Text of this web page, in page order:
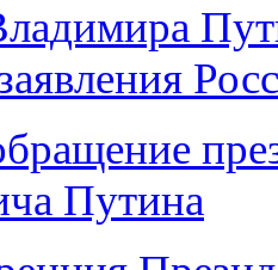
заявления
Путина